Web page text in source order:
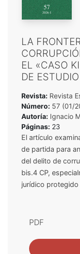
LA
EL «CASO
DE ESTUDIO
Revista: Revista
Número: 57 (01/
Autoría: Ignacio
Páginas: 23
El artículo
de partida para
del delito de
bis.4 CP,
jurídico protegido
PDF